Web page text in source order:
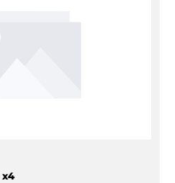
Zürn Gewindestift M4 x4